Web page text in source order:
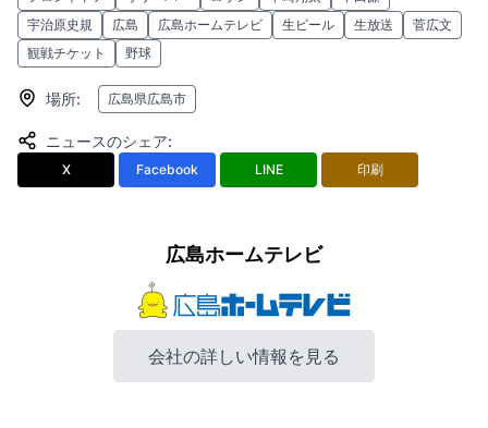
宇治原史規
広島 広島ホームテレビ 生ビール 生放送
菅広文
観戦チケット
野球
場所: 広島県広島市
ニュースのシェア:
X Facebook LINE 印刷
広島ホームテレビ
会社の詳しい情報を見る